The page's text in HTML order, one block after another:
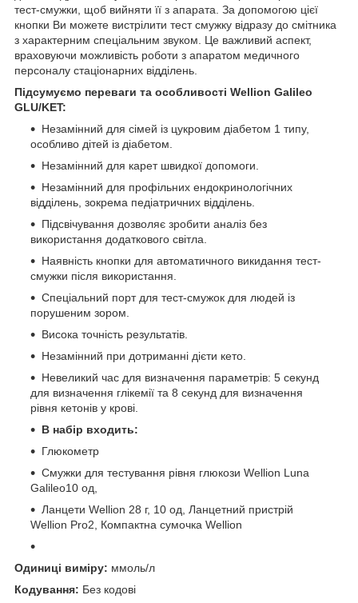
тест-смужки, щоб вийняти її з апарата. За допомогою цієї
кнопки Ви можете вистрілити тест смужку відразу до смітника
з характерним спеціальним звуком. Це важливий аспект,
враховуючи можливість роботи з апаратом медичного
персоналу стаціонарних відділень.
Підсумуємо переваги та особливості Wellion Galileo
GLU/KET:
Незамінний для сімей із цукровим діабетом 1 типу,
особливо дітей із діабетом.
Незамінний для карет швидкої допомоги.
Незамінний для профільних ендокринологічних
відділень, зокрема педіатричних відділень.
Підсвічування дозволяє зробити аналіз без
використання додаткового світла.
Наявність кнопки для автоматичного викидання тест-
смужки після використання.
Спеціальний порт для тест-смужок для людей із
порушеним зором.
Висока точність результатів.
Незамінний при дотриманні дієти кето.
Невеликий час для визначення параметрів: 5 секунд
для визначення глікемії та 8 секунд для визначення
рівня кетонів у крові.
В набір входить:
Глюкометр
Смужки для тестування рівня глюкози Wellion Luna
Galileo10 од,
Ланцети Wellion 28 г, 10 од, Ланцетний пристрій
Wellion Pro2, Компактна сумочка Wellion
Одиниці виміру: ммоль/л
Кодування: Без кодові